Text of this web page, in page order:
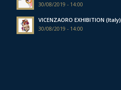
30/08/2019 - 14:00
VICENZAORO EXHIBITION (Italy)
30/08/2019 - 14:00